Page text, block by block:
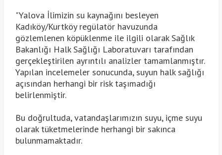
"Yalova İlimizin su kaynağını besleyen
Kadıköy/Kurtköy regülatör havuzunda
gözlemlenen köpüklenme ile ilgili olarak Sağlık
Bakanlığı Halk Sağlığı Laboratuvarı tarafından
gerçekleştirilen ayrıntılı analizler tamamlanmıştır.
Yapılan incelemeler sonucunda, suyun halk sağlığı
açısından herhangi bir risk taşımadığı
belirlenmiştir.
Bu doğrultuda, vatandaşlarımızın suyu, içme suyu
olarak tüketmelerinde herhangi bir sakınca
bulunmamaktadır.